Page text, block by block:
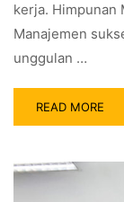
kerja. Himpunan
Manajemen
unggulan …
READ MORE